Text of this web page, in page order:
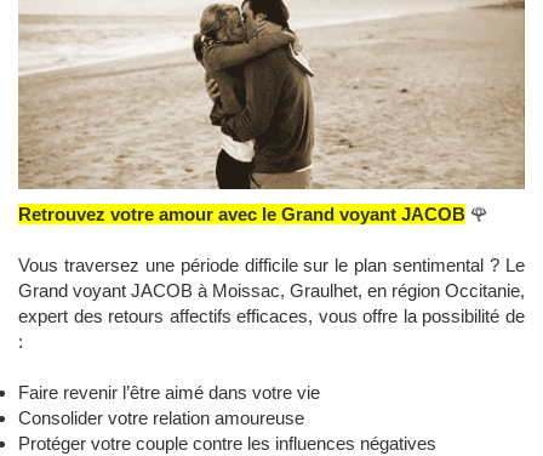
Retrouvez votre amour avec le Grand voyant JACOB 🌹
Vous traversez une période difficile sur le plan sentimental ? Le
Grand voyant JACOB à Moissac, Graulhet, en région Occitanie,
expert des retours affectifs efficaces, vous offre la possibilité de
:
Faire revenir l’être aimé dans votre vie
Consolider votre relation amoureuse
Protéger votre couple contre les influences négatives